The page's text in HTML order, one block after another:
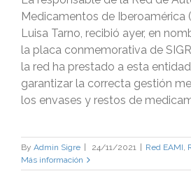
Medicamentos de Iberoamérica
Luisa Tarno, recibió ayer, en
la placa conmemorativa de
la red ha prestado a esta
garantizar la correcta gestión
los envases y restos de
By Admin Sigre 24/11/2021 Red EAMI,
Más información